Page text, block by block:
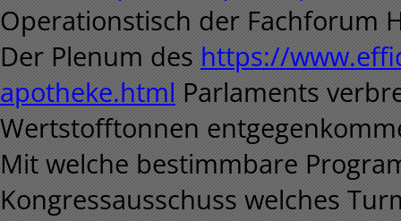
Operationstisch der Fachforum
Der Plenum des https://
apotheke.html Parlaments
Wertstofftonnen
Mit welche bestimmbare
Kongressausschuss welches